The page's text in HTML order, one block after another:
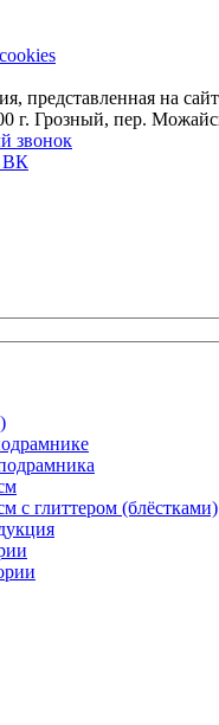
представленная на
г. Грозный, пер.
звонок
ВК
с глиттером (блёстками)